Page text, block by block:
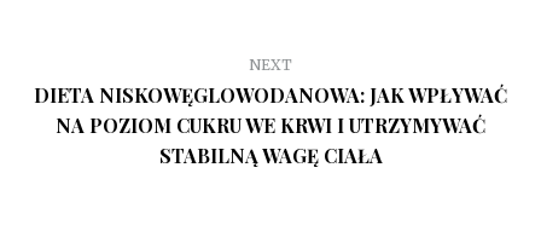
NEXT
DIETA NISKOWĘGLOWODANOWA: JAK WPŁYWAĆ
NA POZIOM CUKRU WE KRWI I UTRZYMYWAĆ
STABILNĄ WAGĘ CIAŁA